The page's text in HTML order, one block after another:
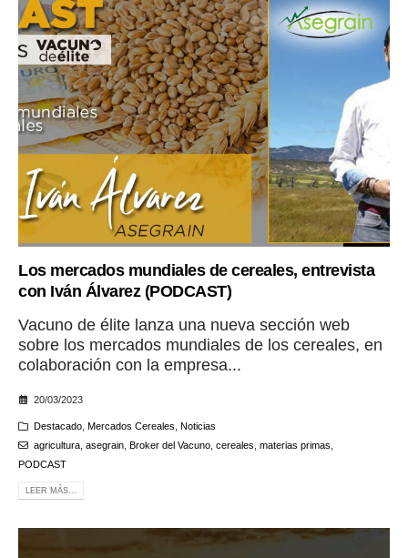
Los mercados mundiales de cereales, entrevista
con Iván Álvarez (PODCAST)
Vacuno de élite lanza una nueva sección web
sobre los mercados mundiales de los cereales, en
colaboración con la empresa...
20/03/2023
Destacado, Mercados Cereales Noticias
agricultura, asegrain, Broker del Vacuno, cereales materias primas
PODCAST
LEER MÁS...